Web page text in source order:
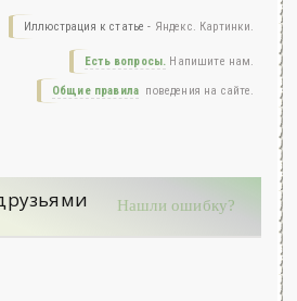
Иллюстрация к статье - Яндекс. Картинки.
Есть вопросы. Напишите нам.
Общие правила поведения на сайте.
Нашли ошибку?